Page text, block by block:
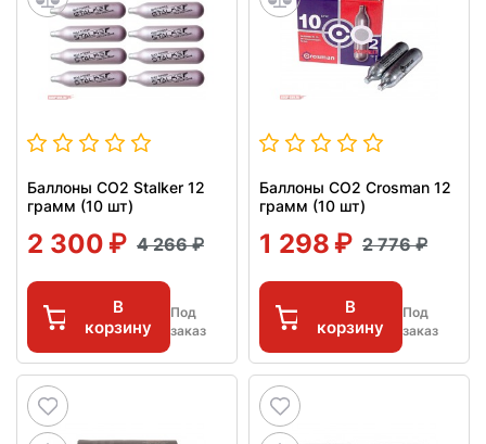
Баллоны СО2 Stalker 12
грамм (10 шт)
2 300 4 266
В
корзину
Под
заказ
Баллоны СО2 Crosman 12
грамм (10 шт)
1 298 2 776
В
корзину
Под
заказ